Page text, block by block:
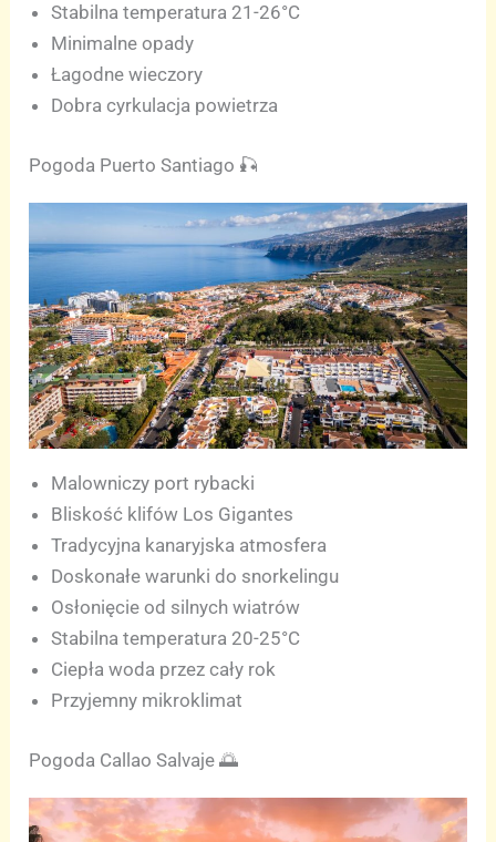
Stabilna temperatura 21-26°C
Minimalne opady
Łagodne wieczory
Dobra cyrkulacja powietrza
Pogoda Puerto Santiago 🎣
Malowniczy port rybacki
Bliskość klifów Los Gigantes
Tradycyjna kanaryjska atmosfera
Doskonałe warunki do snorkelingu
Osłonięcie od silnych wiatrów
Stabilna temperatura 20-25°C
Ciepła woda przez cały rok
Przyjemny mikroklimat
Pogoda Callao Salvaje 🌅